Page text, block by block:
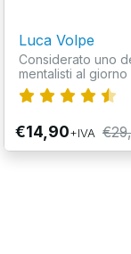
Luca Volpe
Considerato uno
mentalisti al giorno
€14,90+IVA